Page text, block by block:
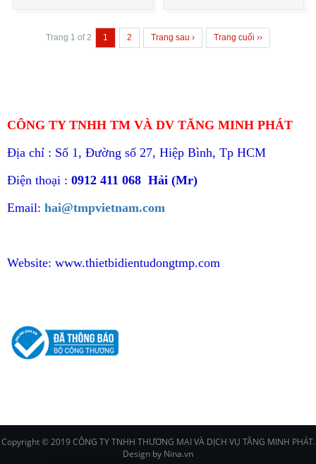
Trang 1 of 2 1 2 Trang sau › Trang cuối ››
CÔNG TY TNHH TM VÀ DV TĂNG MINH PHÁT
Địa chỉ : Số 1, Đường số 27, Hiệp Bình, Tp HCM
Điện thoại : 0912 411 068 Hải (Mr)
Email: hai@tmpvietnam.com
Website: www.thietbidientudongtmp.com
Copyright © 2019 CÔNG TY TNHH THƯƠNG MẠI VÀ DỊCH VỤ TĂNG MINH PHÁT.
Design by Nina.vn